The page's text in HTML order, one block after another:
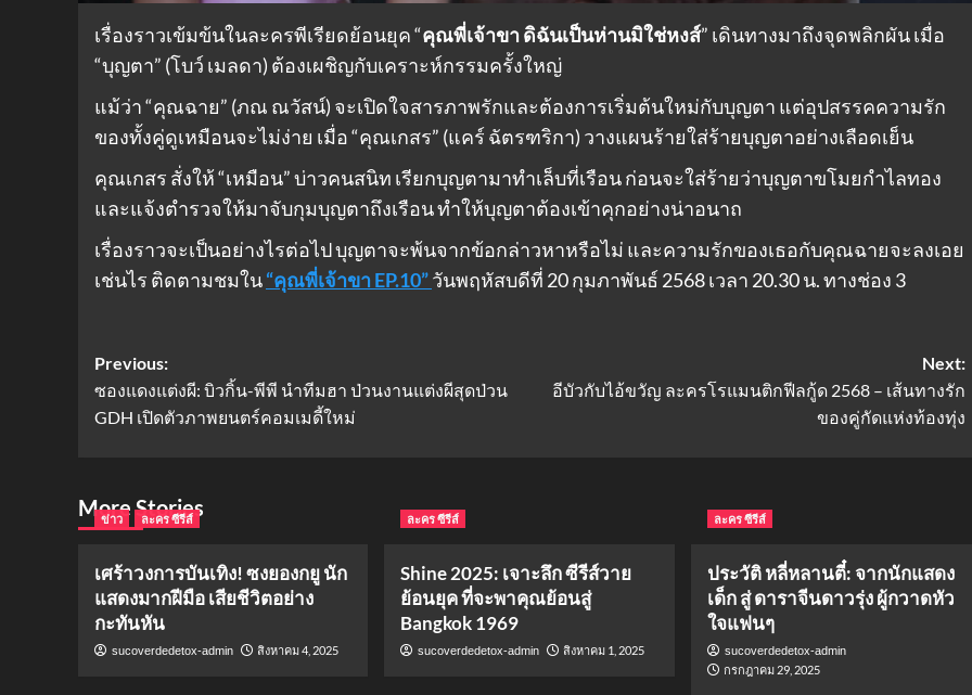
เรื่องราวเข้มข้นในละครพีเรียดย้อนยุค “คุณพี่เจ้าขา ดิฉันเป็นห่านมิใช่หงส์” เดินทางมาถึงจุดพลิกผัน เมื่อ
“บุญตา” (โบว์ เมลดา) ต้องเผชิญกับเคราะห์กรรมครั้งใหญ่
แม้ว่า “คุณฉาย” (ภณ ณวัสน์) จะเปิดใจสารภาพรักและต้องการเริ่มต้นใหม่กับบุญตา แต่อุปสรรคความรัก
ของทั้งคู่ดูเหมือนจะไม่ง่าย เมื่อ “คุณเกสร” (แคร์ ฉัตรฑริกา) วางแผนร้ายใส่ร้ายบุญตาอย่างเลือดเย็น
คุณเกสร สั่งให้ “เหมือน” บ่าวคนสนิท เรียกบุญตามาทำเล็บที่เรือน ก่อนจะใส่ร้ายว่าบุญตาขโมยกำไลทอง
และแจ้งตำรวจให้มาจับกุมบุญตาถึงเรือน ทำให้บุญตาต้องเข้าคุกอย่างน่าอนาถ
เรื่องราวจะเป็นอย่างไรต่อไป บุญตาจะพ้นจากข้อกล่าวหาหรือไม่ และความรักของเธอกับคุณฉายจะลงเอย
เช่นไร ติดตามชมใน“คุณพี่เจ้าขา EP.10”วันพฤหัสบดีที่ 20 กุมภาพันธ์ 2568 เวลา 20.30 น. ทางช่อง 3
Post
navigation
Previous:
ซองแดงแต่งผี: บิวกิ้น-พีพี นำทีมฮา ป่วนงานแต่งผีสุดป่วน
GDH เปิดตัวภาพยนตร์คอมเมดี้ใหม่
Next:
อีบัวกับไอ้ขวัญ ละครโรแมนติกฟีลกู้ด 2568 – เส้นทางรัก
ของคู่กัดแห่งท้องทุ่ง
More Stories
ข่าว ละคร ซีรีส์
เศร้าวงการบันเทิง! ซงยองกยู นัก
แสดงมากฝีมือ เสียชีวิตอย่าง
กะทันหัน
sucoverdedetox-admin สิงหาคม 4, 2025
ละคร ซีรีส์
Shine 2025: เจาะลึก ซีรีส์วาย
ย้อนยุค ที่จะพาคุณย้อนสู่
Bangkok 1969
sucoverdedetox-admin สิงหาคม 1, 2025
ละคร ซีรีส์
ประวัติ หลี่หลานตี๋: จากนักแสดง
เด็ก สู่ ดาราจีนดาวรุ่ง ผู้กวาดหัว
ใจแฟนๆ
sucoverdedetox-admin
กรกฎาคม 29, 2025